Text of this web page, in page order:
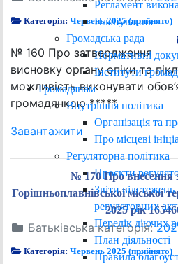
Регламент
Планування
Громадська рада
Нормативні
Інститути
Громадянам
Внутрішня політика
Організація та
Про місцеві
Регуляторна політика
Проєкти
Звіти відстежень
регуляторних
Перелік діючих
План діяльності
Правила
Категорія:Червень 2025 (прийнято)
№ 160 Про затвердження
висновку органу опіки та
можливість виконувати
громадянкою *****
Завантажити
№ 170 Про внесення
Горішньоплавнівської міської
2025 рік
Батьківська категорія:
Категорія:Червень 2025 (прийнято)